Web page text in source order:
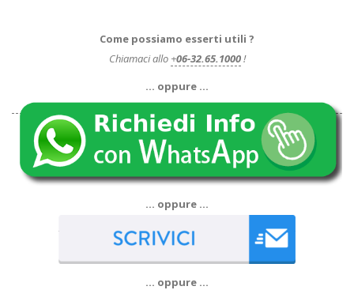
Come possiamo esserti utili ?
Chiamaci allo +06-32.65.1000!
… oppure …
… oppure …
… oppure …